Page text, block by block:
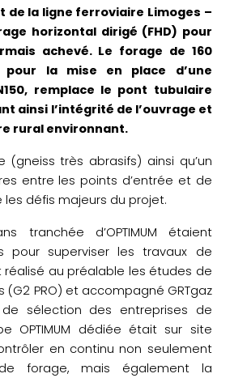
de la ligne ferroviaire Limoges –
horizontal dirigé (FHD) pour
achevé. Le forage de 160
la mise en place d’une
remplace le pont tubulaire
ainsi l’intégrité de l’ouvrage et
rural environnant.
(gneiss très abrasifs) ainsi qu’un
entre les points d’entrée et de
défis majeurs du projet.
tranchée d’OPTIMUM étaient
pour superviser les travaux de
au préalable les études de
PRO) et accompagné GRTgaz
sélection des entreprises de
OPTIMUM dédiée était sur site
en continu non seulement
forage, mais également la